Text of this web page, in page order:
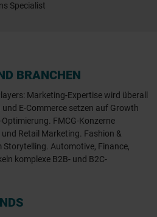
Specialist
BRANCHEN
Marketing-Expertise wird überall
E-Commerce setzen auf Growth
FMCG-Konzerne
Retail Marketing. Fashion &
Storytelling. Automotive, Finance,
komplexe B2B- und B2C-